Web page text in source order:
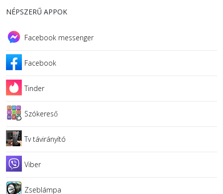
NÉPSZERŰ APPOK
Facebook messenger
Facebook
Tinder
Szókereső
Tv távirányító
Viber
Zseblámpa